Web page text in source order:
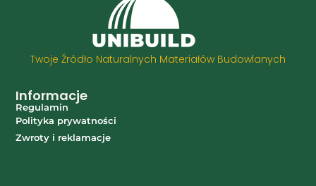
Twoje Źródło Naturalnych Materiałów Budowlanych
Informacje
Regulamin
Polityka prywatności
Zwroty i reklamacje